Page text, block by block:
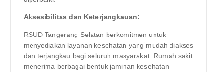
Aksesibilitas dan Keterjangkauan:
RSUD Tangerang Selatan berkomitmen untuk
menyediakan layanan kesehatan yang mudah diakses
dan terjangkau bagi seluruh masyarakat. Rumah sakit
menerima berbagai bentuk jaminan kesehatan,